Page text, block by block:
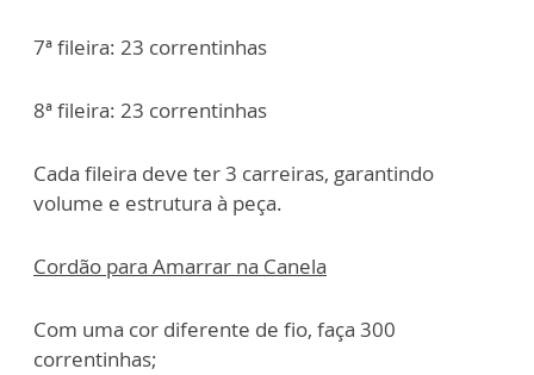
7ª fileira: 23 correntinhas
8ª fileira: 23 correntinhas
Cada fileira deve ter 3 carreiras, garantindo
volume e estrutura à peça.
Cordão para Amarrar na Canela
Com uma cor diferente de fio, faça 300
correntinhas;